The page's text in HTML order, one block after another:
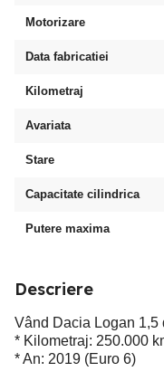
Motorizare
Data fabricatiei
Kilometraj
Avariata
Stare
Capacitate cilindrica
Putere maxima
Descriere
Vând Dacia Logan 1,5
* Kilometraj: 250.000
* An: 2019 (Euro 6)